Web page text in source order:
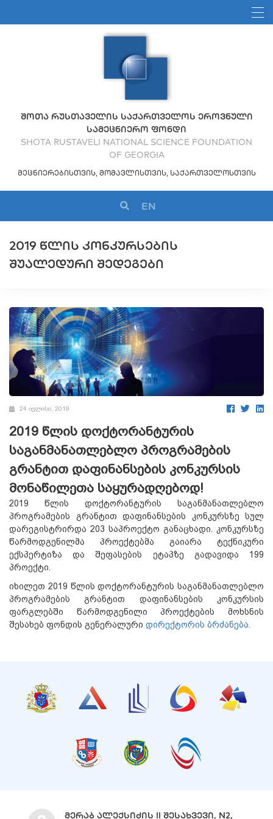
ᲨᲝᲗᲐ ᲠᲣᲡᲗᲐᲕᲔᲚᲘᲡ ᲡᲐᲥᲐᲠᲗᲕᲔᲚᲝᲡ ᲔᲠᲝᲕᲜᲣᲚᲘ
ᲡᲐᲛᲔᲪᲜᲘᲔᲠᲝ ᲤᲝᲜᲓᲘ
SHOTA RUSTAVELI NATIONAL SCIENCE FOUNDATION
OF GEORGIA
ᲛᲔᲪᲜᲘᲔᲠᲔᲑᲘᲡᲗᲕᲘᲡ, ᲛᲝᲛᲐᲕᲚᲘᲡᲗᲕᲘᲡ, ᲡᲐᲥᲐᲠᲗᲕᲔᲚᲝᲡᲗᲕᲘᲡ
EN
2019 ᲬᲚᲘᲡ ᲙᲝᲜᲙᲣᲠᲡᲔᲑᲘᲡ
ᲨᲣᲐᲚᲔᲓᲣᲠᲘ ᲨᲔᲓᲔᲒᲔᲑᲘ
24 ივლისი, 2019
2019 წლის დოქტორანტურის
საგანმანათლებლო პროგრამების
გრანტით დაფინანსების კონკურსის
მონაწილეთა საყურადღებოდ!
2019 წლის დოქტორანტურის საგანმანათლებლო
პროგრამების გრანტით დაფინანსების კონკურსზე სულ
დარეგისტრირდა 203 საპროექტო განაცხადი. კონკურსზე
წარმოდგენილმა პროექტებმა გაიარა ტექნიკური
ექსპერტიზა და შეფასების ეტაპზე გადავიდა 199
პროექტი.
იხილეთ 2019 წლის დოქტორანტურის საგანმანათლებლო
პროგრამების გრანტით დაფინანსების კონკურსის
ფარგლებში წარმოდგენილი პროექტების მოხსნის
შესახებ ფონდის გენერალური დირექტორის ბრძანება.
ᲛᲔᲠᲐᲑ ᲐᲚᲔᲥᲡᲘᲫᲘᲡ II ᲨᲔᲡᲐᲮᲕᲔᲕᲘ, N2,